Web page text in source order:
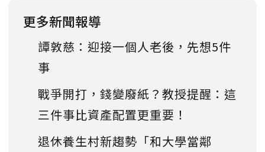
更多新聞報導
譚敦慈：迎接一個人老後，先想5件
事
戰爭開打，錢變廢紙？教授提醒：這
三件事比資產配置更重要！
退休養生村新趨勢「和大學當鄰